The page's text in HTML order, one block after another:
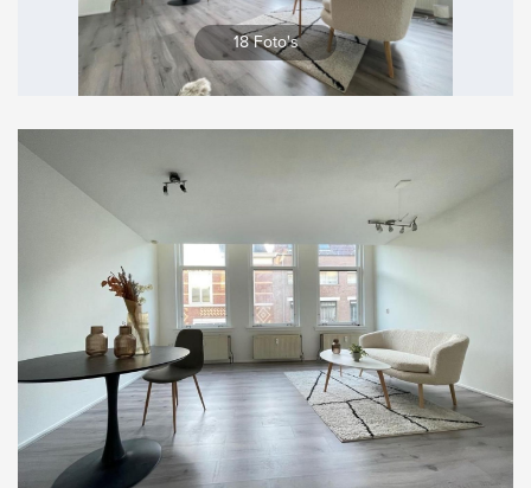
18 Foto'sVergroten